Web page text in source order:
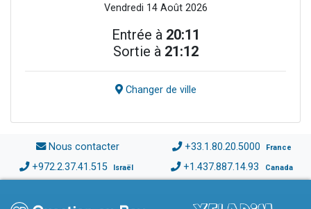
Vendredi 14 Août 2026
Entrée à 20:11
Sortie à 21:12
Changer de ville
Nous contacter +33.1.80.20.5000 France
+972.2.37.41.515 Israël +1.437.887.14.93 Canada